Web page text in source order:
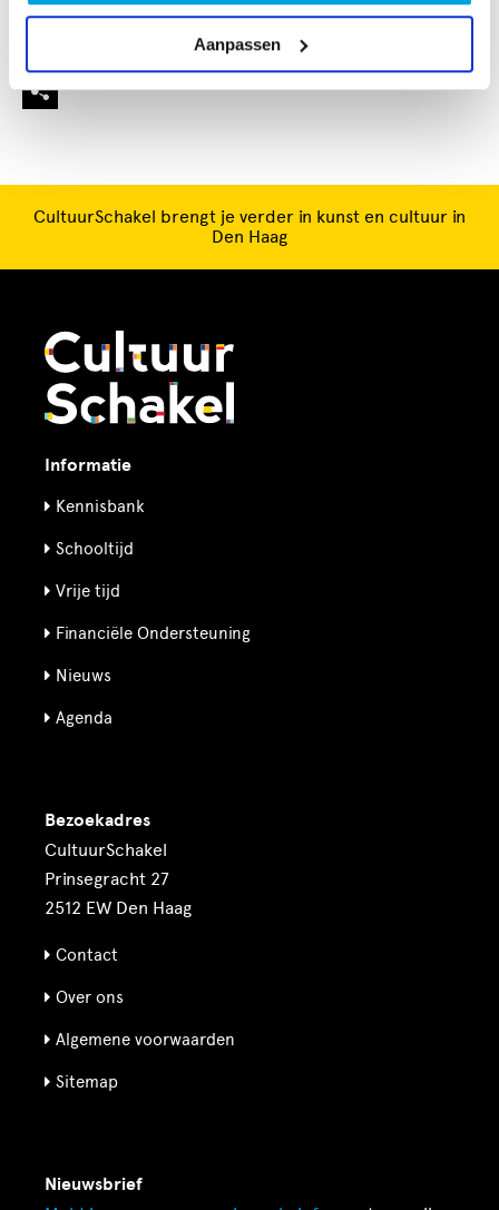
Aanpassen
Repetitietijden: Iedere Dinsdagavond 19-21 uur.
CultuurSchakel brengt je verder in kunst en cultuur in
Den Haag
Informatie
Kennisbank
Schooltijd
Vrije tijd
Financiële Ondersteuning
Nieuws
Agenda
Bezoekadres
CultuurSchakel
Prinsegracht 27
2512 EW Den Haag
Contact
Over ons
Algemene voorwaarden
Sitemap
Nieuwsbrief